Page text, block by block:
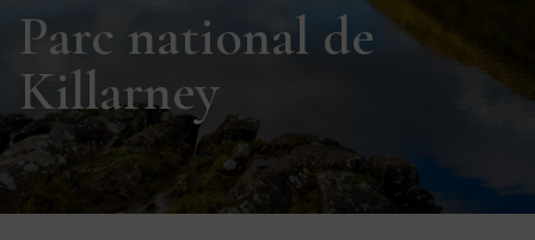
Parc national de
Killarney